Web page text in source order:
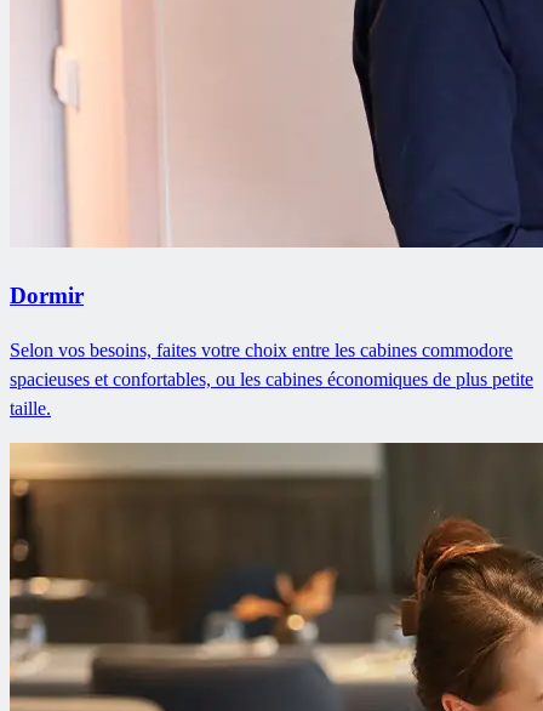
Dormir
Selon vos besoins, faites votre choix entre les cabines commodore
spacieuses et confortables, ou les cabines économiques de plus petite
taille.